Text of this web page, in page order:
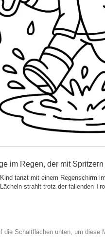
im Regen, der mit
tanzt mit einem Regenschirm
strahlt trotz der fallenden
die Schaltflächen unten, um diese